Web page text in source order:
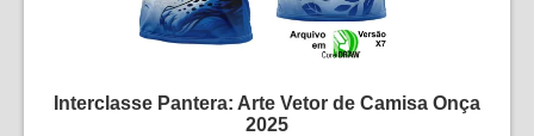
Interclasse Pantera: Arte Vetor de Camisa Onça
2025